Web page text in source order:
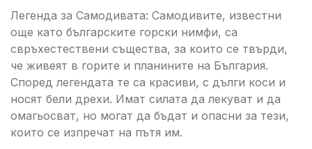
Легенда за Самодивата: Самодивите, известни
още като българските горски нимфи, са
свръхестествени същества, за които се твърди,
че живеят в горите и планините на България.
Според легендата те са красиви, с дълги коси и
носят бели дрехи. Имат силата да лекуват и да
омагьосват, но могат да бъдат и опасни за тези,
които се изпречат на пътя им.